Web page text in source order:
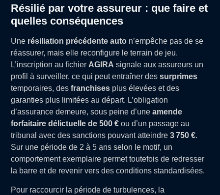
Résilié par votre assureur : que faire et
quelles conséquences
Une résiliation précédente auto n’empêche pas de se
réassurer, mais elle reconfigure le terrain de jeu.
L’inscription au fichier AGIRA signale aux assureurs un
profil à surveiller, ce qui peut entraîner dessurprimes
temporaires, desfranchises plus élevées et des
garanties plus limitées au départ. L’obligation
d’assurance demeure, sous peine d’uneamende
forfaitaire délictuelle de 500 € ou d’un passage au
tribunal avec des sanctions pouvant atteindre3 750 €.
Sur une période de 2 à 5 ans selon le motif, un
comportement exemplaire permet toutefois de redresser
la barre et de revenir vers des conditions standardisées.
Pour raccourcir la période de turbulences, la